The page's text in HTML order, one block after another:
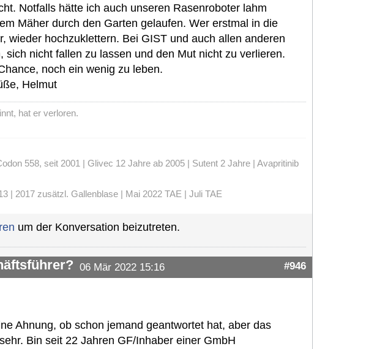
Notfalls hätte ich auch unseren Rasenroboter lahm
Mäher durch den Garten gelaufen. Wer erstmal in die
wieder hochzuklettern. Bei GIST und auch allen anderen
sich nicht fallen zu lassen und den Mut nicht zu verlieren.
noch ein wenig zu leben.
Helmut
hat er verloren.
558, seit 2001 | Glivec 12 Jahre ab 2005 | Sutent 2 Jahre | Avapritinib
| 2017 zusätzl. Gallenblase | Mai 2022 TAE | Juli TAE
um der Konversation beizutreten.
06 Mär 2022 15:16 #946
Ahnung, ob schon jemand geantwortet hat, aber das
Bin seit 22 Jahren GF/Inhaber einer GmbH